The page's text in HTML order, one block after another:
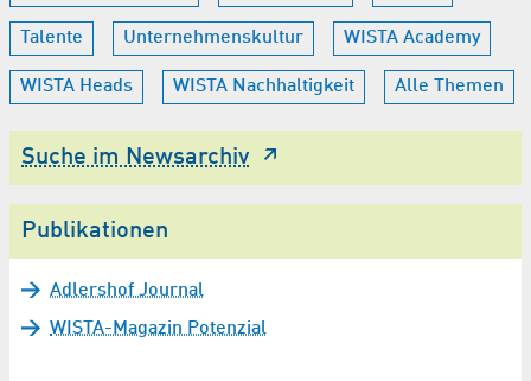
Talente Unternehmenskultur WISTA Academy
WISTA Heads WISTA Nachhaltigkeit Alle Themen
Suche im Newsarchiv
Publikationen
Adlershof Journal
WISTA-Magazin Potenzial